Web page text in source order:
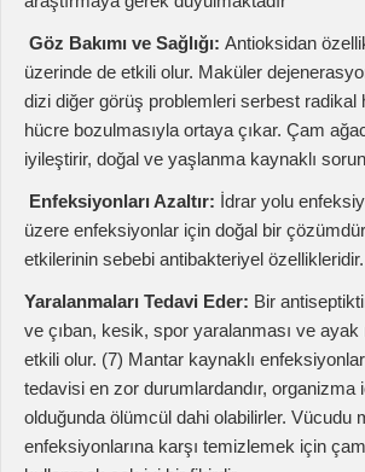
ve çıban, kesik, spor yaralanması ve ayak
etkili olur. (7) Mantar kaynaklı enfeksiyonlar en
tedavisi en zor durumlardandır, organizma içi
olduğunda ölümcül dahi olabilirler. Vücudu
enfeksiyonlarına karşı temizlemek için çam
Solunum Problemlerini Rahatlatır: Solunum
tedavisinde çok faydalıdır, soğuk algınlığı ve
evsel bir çözüm olarak kullanılır. Balgam ve
uyarır ve kolaylaştırır. Solunum sistemindeki
boşaltılmasıyla sistem iç enfeksiyonlarla daha
iyileşme süresi hızlanır.
Safra kesesinde görülen iltihaplanmalara karşı
safra taşına iyi gelir. Güzel kokusu sayesinde
sabun, tuvalet kağıdı vb. çok sayıda ev